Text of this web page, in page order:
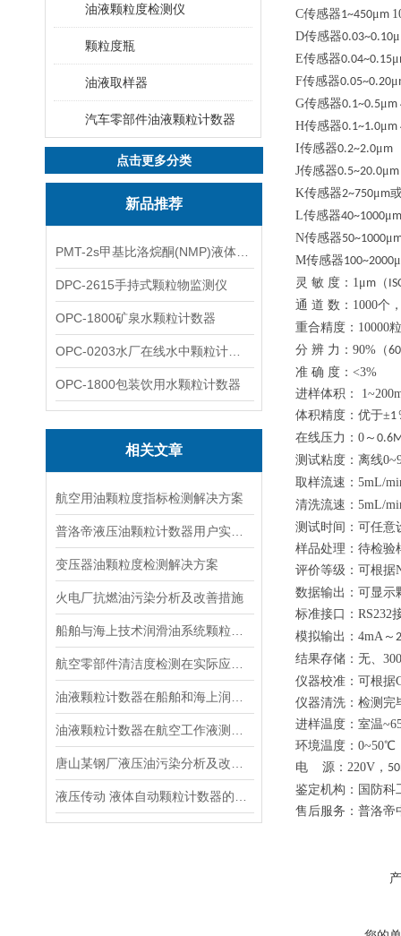
油液颗粒度检测仪
颗粒度瓶
油液取样器
汽车零部件油液颗粒计数器
点击更多分类
新品推荐
DPC-2615手持式颗粒物监测仪
OPC-1800矿泉水颗粒计数器
OPC-1800包装饮用水颗粒计数器
相关文章
航空用油颗粒度指标检测解决方案
变压器油颗粒度检测解决方案
火电厂抗燃油污染分析及改善措施
C传感器1~450μm
D传感器0.03~0.10μ
E传感器0.04~0.15μ
F传感器0.05~0.20μ
G传感器0.1~0.5μm
H传感器0.1~1.0μm
I传感器0.2~2.0μm
J传感器0.5~20.0μm
K传感器2~750μm
L传感器40~1000μ
N传感器50~1000μ
M传感器100~2000μ
灵 敏 度： 1μm （
通 道 数： 1000个
重合精度： 10000粒
分 辨 力： 90% （
准 确 度： <3%
进样体积：
体积精度：优于±1
在线压力： 0 ～
测试粘度：离线
取样流速： 5mL/
清洗流速： 5mL/
测试时间：可任意
样品处理：待检验
评价等级：可根据
数据输出：可显示
标准接口： RS232
模拟输出： 4mA ～
结果存储：无、
仪器校准：可根据
仪器清洗：检测完
进样温度：室温
环境温度： 0~50
电
源： 220V ，
鉴定机构：国防科
售后服务：普洛帝